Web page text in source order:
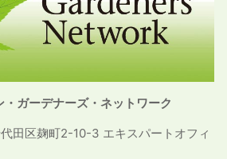
ガーデナーズ・ネットワーク
田区麹町2-10-3 エキスパートオフィ